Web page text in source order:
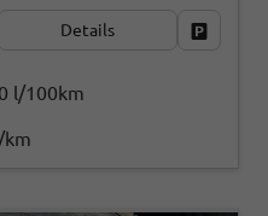
Details
l/100km
km